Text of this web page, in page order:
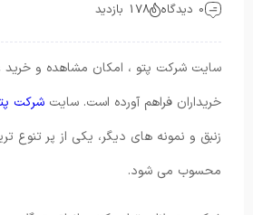
0 دیدگاه
178 بازدید
سایت شرکت پتو ، امکان مشاهده و خرید
خریداران فراهم آورده است. سایت شرکت
زنبق و نمونه های دیگر، یکی از پر تنوع
محسوب می شود.